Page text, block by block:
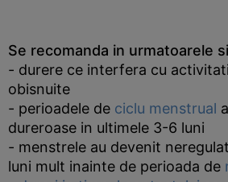
Se recomanda in urmatoarele
- durere ce interfera cu
obisnuite
- perioadele de ciclu menstrual
dureroase in ultimele 3-6 luni
- menstrele au devenit
luni mult inainte de perioada de